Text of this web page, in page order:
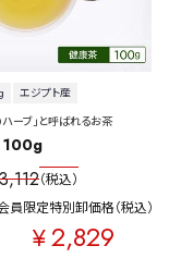
エジプト産
ハーブ」と呼ばれるお茶
100g
税込
員限定特別卸価格
¥2,829
税込